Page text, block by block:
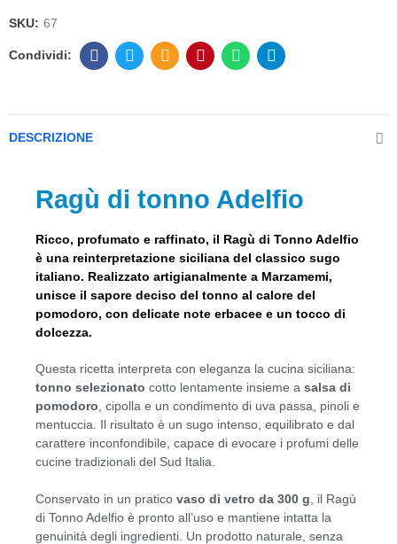
SKU: 67
DESCRIZIONE
Ragù di tonno Adelfio
Ricco, profumato e raffinato, il Ragù di Tonno Adelfio
è una reinterpretazione siciliana del classico sugo
italiano. Realizzato artigianalmente a Marzamemi,
unisce il sapore deciso del tonno al calore del
pomodoro, con delicate note erbacee e un tocco di
dolcezza.
Questa ricetta interpreta con eleganza la cucina siciliana:
tonno selezionato cotto lentamente insieme a salsa di
pomodoro , cipolla e un condimento di uva passa, pinoli e
mentuccia. Il risultato è un sugo intenso, equilibrato e dal
carattere inconfondibile, capace di evocare i profumi delle
cucine tradizionali del Sud Italia.
Conservato in un pratico vaso di vetro da 300 g , il Ragù
di Tonno Adelfio è pronto all’uso e mantiene intatta la
genuinità degli ingredienti. Un prodotto naturale, senza